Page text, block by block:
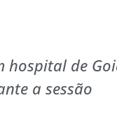
de
a sessão